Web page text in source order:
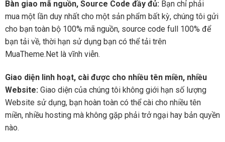
Bàn giao mã nguồn, Source Code đầy đủ: Bạn chỉ phải
mua một lần duy nhất cho một sản phẩm bất kỳ, chúng tôi gửi
cho bạn toàn bộ 100% mã nguồn, source code full 100% để
bạn tải về, thời hạn sử dụng bạn có thể tải trên
MuaTheme.Net là vĩnh viễn.
Giao diện linh hoạt, cài được cho nhiều tên miền, nhiều
Website: Giao diện của chúng tôi không giới hạn số lượng
Website sử dụng, bạn hoàn toàn có thể cài cho nhiều tên
miền, nhiều hosting mà không gặp phải trở ngại hay bản quyền
nào.